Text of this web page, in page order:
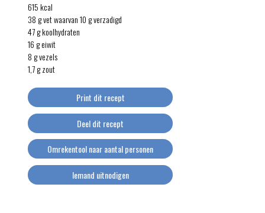
615 kcal
38 g vet waarvan 10 g verzadigd
47 g koolhydraten
16 g eiwit
8 g vezels
1,7 g zout
Print dit recept
Deel dit recept
Omrekentool naar aantal personen
Iemand uitnodigen